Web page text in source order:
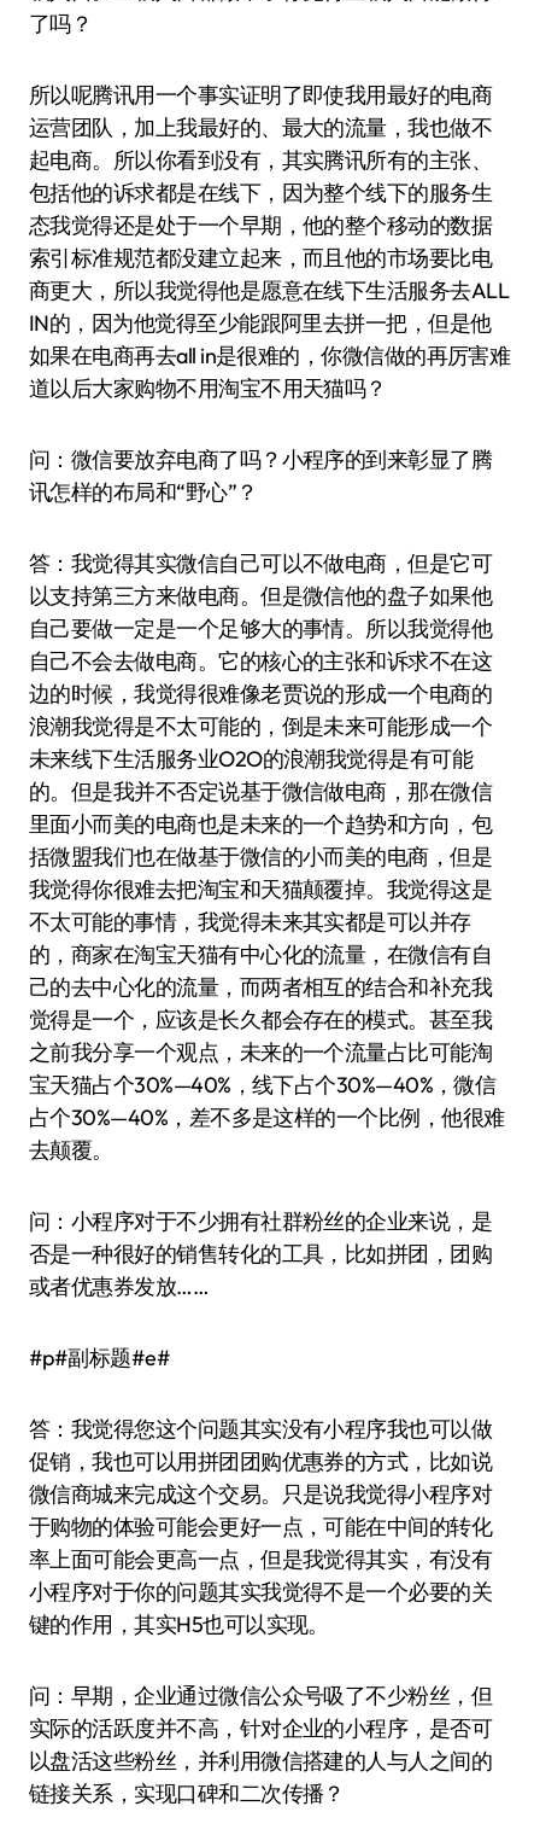
了吗？
所以呢腾讯用一个事实证明了即使我用最好的电商
运营团队，加上我最好的、最大的流量，我也做不
起电商。所以你看到没有，其实腾讯所有的主张、
包括他的诉求都是在线下，因为整个线下的服务生
态我觉得还是处于一个早期，他的整个移动的数据
索引标准规范都没建立起来，而且他的市场要比电
商更大，所以我觉得他是愿意在线下生活服务去ALL
IN的，因为他觉得至少能跟阿里去拼一把，但是他
如果在电商再去all in是很难的，你微信做的再厉害难
道以后大家购物不用淘宝不用天猫吗？
问：微信要放弃电商了吗？小程序的到来彰显了腾
讯怎样的布局和“野心”？
答：我觉得其实微信自己可以不做电商，但是它可
以支持第三方来做电商。但是微信他的盘子如果他
自己要做一定是一个足够大的事情。所以我觉得他
自己不会去做电商。它的核心的主张和诉求不在这
边的时候，我觉得很难像老贾说的形成一个电商的
浪潮我觉得是不太可能的，倒是未来可能形成一个
未来线下生活服务业O2O的浪潮我觉得是有可能
的。但是我并不否定说基于微信做电商，那在微信
里面小而美的电商也是未来的一个趋势和方向，包
括微盟我们也在做基于微信的小而美的电商，但是
我觉得你很难去把淘宝和天猫颠覆掉。我觉得这是
不太可能的事情，我觉得未来其实都是可以并存
的，商家在淘宝天猫有中心化的流量，在微信有自
己的去中心化的流量，而两者相互的结合和补充我
觉得是一个，应该是长久都会存在的模式。甚至我
之前我分享一个观点，未来的一个流量占比可能淘
宝天猫占个30%—40%，线下占个30%—40%，微信
占个30%—40%，差不多是这样的一个比例，他很难
去颠覆。
问：小程序对于不少拥有社群粉丝的企业来说，是
否是一种很好的销售转化的工具，比如拼团，团购
或者优惠券发放……
#p#副标题#e#
答：我觉得您这个问题其实没有小程序我也可以做
促销，我也可以用拼团团购优惠券的方式，比如说
微信商城来完成这个交易。只是说我觉得小程序对
于购物的体验可能会更好一点，可能在中间的转化
率上面可能会更高一点，但是我觉得其实，有没有
小程序对于你的问题其实我觉得不是一个必要的关
键的作用，其实H5也可以实现。
问：早期，企业通过微信公众号吸了不少粉丝，但
实际的活跃度并不高，针对企业的小程序，是否可
以盘活这些粉丝，并利用微信搭建的人与人之间的
链接关系，实现口碑和二次传播？